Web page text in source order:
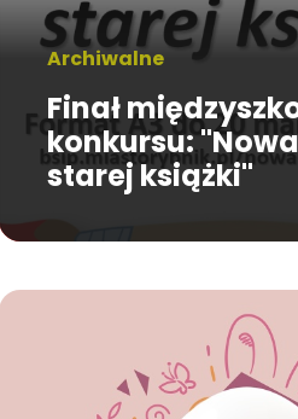
Archiwalne
Finał
konkursu:
starej książki"